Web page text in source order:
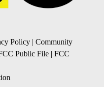
Policy | Community
Public File | FCC